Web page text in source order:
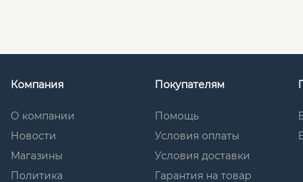
Компания
О компании
Новости
Магазины
Политика
Покупателям
Помощь
Условия оплаты
Условия доставки
Гарантия на товар